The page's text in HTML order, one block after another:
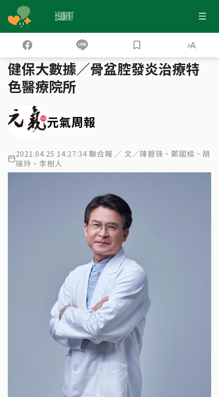
全民就醫好幫手 健保大數據
健保大數據／骨盆腔發炎治療特
色醫療院所
元氣周報
2021.04.25 14:27:34 聯合報 ／ 文／陳碧珠、鄭國樑、胡
瑞玲、李樹人